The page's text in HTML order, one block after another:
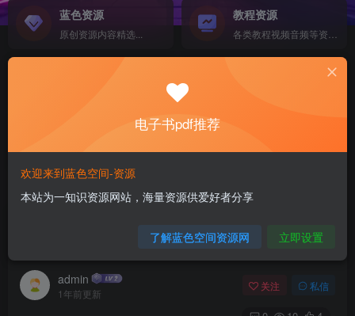
蓝色资源
原创资源内容精选...
教程资源
计算机 移动设备 软件下载....
电子书籍下载...
首页 网赚项目 正文
破局2025：智能体赋能律师实战课，打破编程壁
垒，完成复杂任务，沉淀专属知识，赋能律师实务
admin
1年前更新
关注 私信
电子书pdf推荐
欢迎来到蓝色空间-资源
本站为一知识资源网站，海量资源供爱好者分享
了解蓝色空间资源网 立即设置